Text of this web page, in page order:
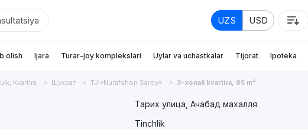
UZS USD
olish Ijara Turar-joy komplekslari Uylar va uchastkalar Tijorat Ipoteka
Kvartira Шухрат TJ «Nurafshon Saroy» 3-xonali kvartira, 85 m²
Тарих улица, Ачабад махалля
Tinchlik